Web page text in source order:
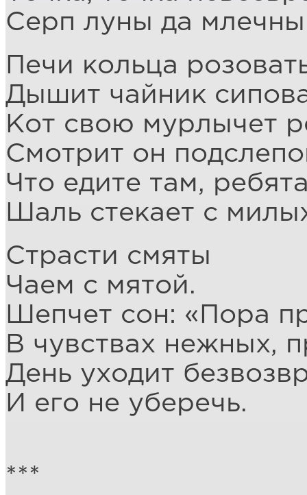
Серп луны да
Печи кольца
Дышит чайник
Кот свою мурлычет
Смотрит он
Что едите там,
Шаль стекает с
Страсти смяты
Чаем с мятой.
Шепчет сон: «Пора
В чувствах нежных,
День уходит
И его не уберечь.
***